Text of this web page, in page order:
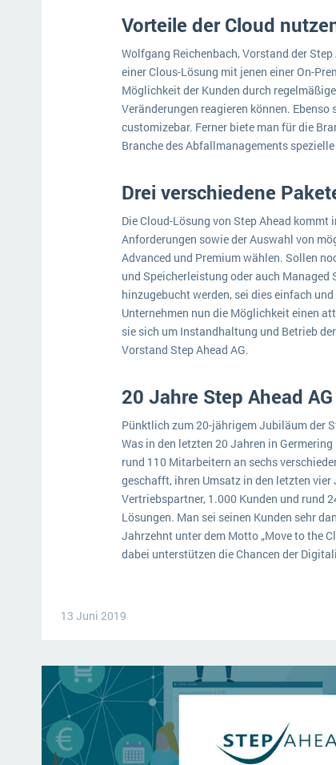
Vorteile der Cloud
Wolfgang Reichenbach, Vorstand der Step
einer Clous-Lösung mit jenen einer On-
Möglichkeit der Kunden durch
Veränderungen reagieren können.
customizebar. Ferner biete man für die
Branche des Abfallmanagements
Drei verschiedene
Die Cloud-Lösung von Step Ahead kommt
Anforderungen sowie der Auswahl von
Advanced und Premium wählen. Sollen
und Speicherleistung oder auch
hinzugebucht werden, sei dies einfach
Unternehmen nun die Möglichkeit einen
sie sich um Instandhaltung und Betrieb
Vorstand Step Ahead AG.
20 Jahre Step Ahead AG
Pünktlich zum 20-jährigem Jubiläum der
Was in den letzten 20 Jahren in
rund 110 Mitarbeitern an sechs
geschafft, ihren Umsatz in den letzten vier
Vertriebspartner, 1.000 Kunden und rund
Lösungen. Man sei seinen Kunden sehr
Jahrzehnt unter dem Motto „Move to the
dabei unterstützen die Chancen der
13 Juni 2019